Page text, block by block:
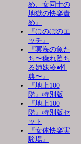
め、女同士の
地獄の快楽責
め』
『ほのぼのエ
ッチ』
『冥海の魚た
ち〜穢れ堕ち
る姉妹凌●性
典〜』
『地上100
階』特別版
『地上100
階』特別版セ
ット
『女体快楽実
験場』